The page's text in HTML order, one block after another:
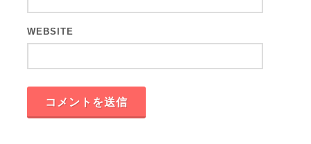
WEBSITE